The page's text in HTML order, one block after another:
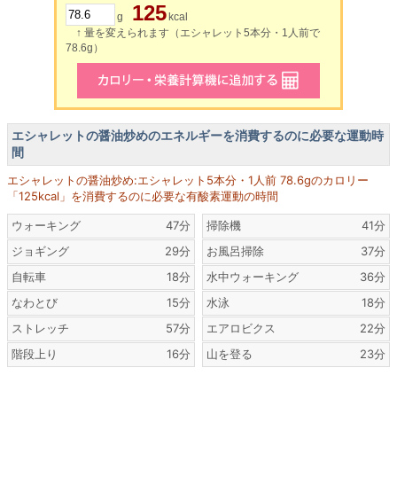
g 125 kcal
↑ 量を変えられます（エシャレット5本分・1人前で
78.6g）
エシャレットの醤油炒めのエネルギーを消費するのに必要な運動時
間
エシャレットの醤油炒め:エシャレット5本分・1人前 78.6gのカロリー
「125kcal」を消費するのに必要な有酸素運動の時間
ウォーキング
47分
ジョギング
29分
自転車
18分
なわとび
15分
ストレッチ
57分
階段上り
16分
掃除機
41分
お風呂掃除
37分
水中ウォーキング
36分
水泳
18分
エアロビクス
22分
山を登る
23分